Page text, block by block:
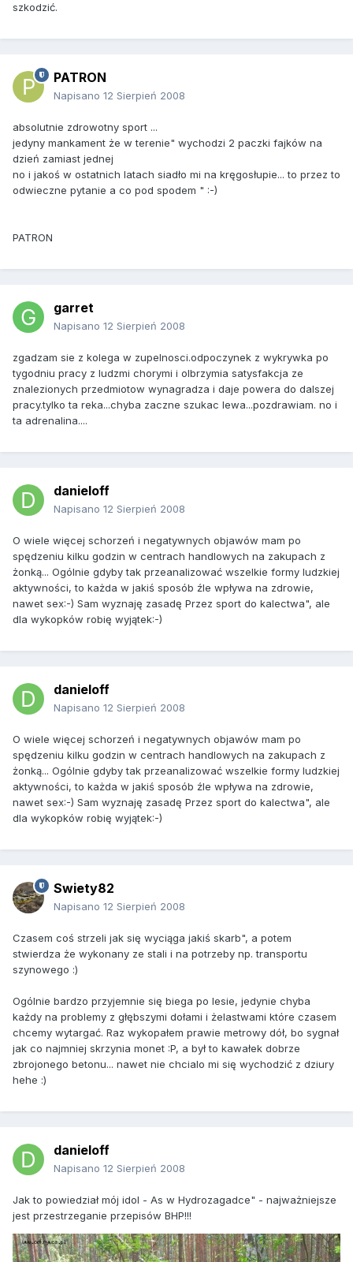
szkodzić.
PATRON
Napisano 12 Sierpień 2008
absolutnie zdrowotny sport ...
jedyny mankament że w terenie" wychodzi 2 paczki fajków na
dzień zamiast jednej
no i jakoś w ostatnich latach siadło mi na kręgosłupie... to przez to
odwieczne pytanie a co pod spodem " :-)
PATRON
garret
Napisano 12 Sierpień 2008
zgadzam sie z kolega w zupelnosci.odpoczynek z wykrywka po
tygodniu pracy z ludzmi chorymi i olbrzymia satysfakcja ze
znalezionych przedmiotow wynagradza i daje powera do dalszej
pracy.tylko ta reka...chyba zaczne szukac lewa...pozdrawiam. no i
ta adrenalina....
danieloff
Napisano 12 Sierpień 2008
O wiele więcej schorzeń i negatywnych objawów mam po
spędzeniu kilku godzin w centrach handlowych na zakupach z
żonką... Ogólnie gdyby tak przeanalizować wszelkie formy ludzkiej
aktywności, to każda w jakiś sposób źle wpływa na zdrowie,
nawet sex:-) Sam wyznaję zasadę Przez sport do kalectwa", ale
dla wykopków robię wyjątek:-)
danieloff
Napisano 12 Sierpień 2008
O wiele więcej schorzeń i negatywnych objawów mam po
spędzeniu kilku godzin w centrach handlowych na zakupach z
żonką... Ogólnie gdyby tak przeanalizować wszelkie formy ludzkiej
aktywności, to każda w jakiś sposób źle wpływa na zdrowie,
nawet sex:-) Sam wyznaję zasadę Przez sport do kalectwa", ale
dla wykopków robię wyjątek:-)
Swiety82
Napisano 12 Sierpień 2008
Czasem coś strzeli jak się wyciąga jakiś skarb", a potem
stwierdza że wykonany ze stali i na potrzeby np. transportu
szynowego :)
Ogólnie bardzo przyjemnie się biega po lesie, jedynie chyba
każdy na problemy z głębszymi dołami i żelastwami które czasem
chcemy wytargać. Raz wykopałem prawie metrowy dół, bo sygnał
jak co najmniej skrzynia monet :P, a był to kawałek dobrze
zbrojonego betonu... nawet nie chcialo mi się wychodzić z dziury
hehe :)
danieloff
Napisano 12 Sierpień 2008
Jak to powiedział mój idol - As w Hydrozagadce" - najważniejsze
jest przestrzeganie przepisów BHP!!!